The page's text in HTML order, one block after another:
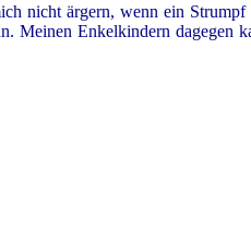
nicht ärgern, wenn ein
Meinen Enkelkindern dagegen